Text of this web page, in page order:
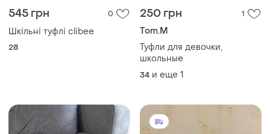
545 грн 0
Шкільні туфлі clibee
28
250 грн 1
Tom.M
Туфли для девочки,
школьные
34 и еще 1